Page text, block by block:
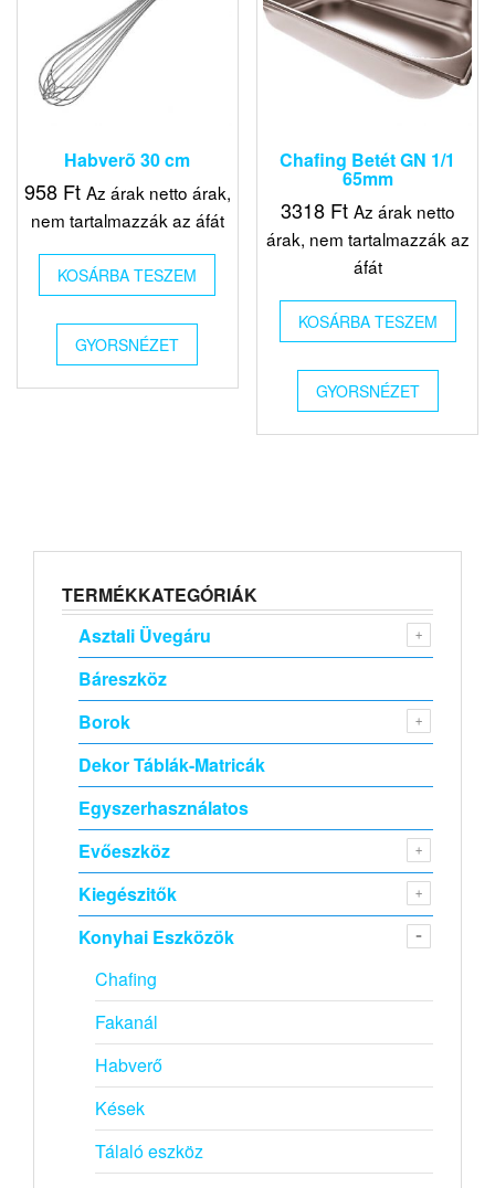
Habverõ 30 cm
958 Ft Az árak netto árak,
nem tartalmazzák az áfát
KOSÁRBA TESZEM
GYORSNÉZET
Chafing Betét GN 1/1
65mm
3318 Ft Az árak netto
árak, nem tartalmazzák az
áfát
KOSÁRBA TESZEM
GYORSNÉZET
TERMÉKKATEGÓRIÁK
Asztali Üvegáru
Báreszköz
Borok
Dekor Táblák-Matricák
Egyszerhasználatos
Evőeszköz
Kiegészitők
Konyhai Eszközök
Chafing
Fakanál
Habverő
Kések
Tálaló eszköz